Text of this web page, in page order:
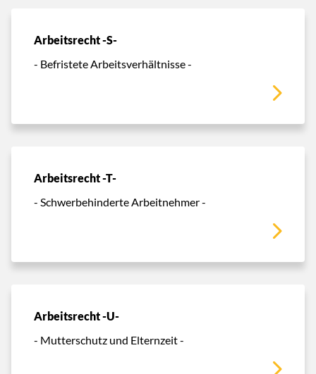
Arbeitsrecht -S-
- Befristete Arbeitsverhältnisse -
Arbeitsrecht -T-
- Schwerbehinderte Arbeitnehmer -
Arbeitsrecht -U-
- Mutterschutz und Elternzeit -